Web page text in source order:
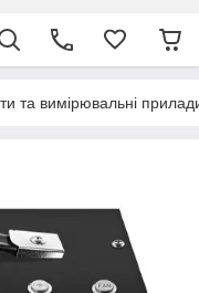
та вимірювальні